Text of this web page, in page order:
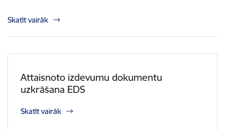
Skatīt vairāk
Attaisnoto izdevumu dokumentu
uzkrāšana EDS
Skatīt vairāk